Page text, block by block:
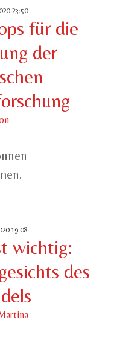
23:50
für die
der
19:08
wichtig:
des